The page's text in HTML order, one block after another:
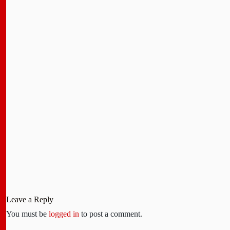
Leave a Reply
You must be logged in to post a comment.